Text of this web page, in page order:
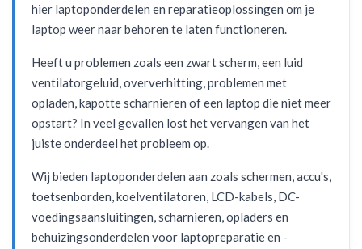
hier laptoponderdelen en reparatieoplossingen om je
laptop weer naar behoren te laten functioneren.
Heeft u problemen zoals een zwart scherm, een luid
ventilatorgeluid, oververhitting, problemen met
opladen, kapotte scharnieren of een laptop die niet meer
opstart? In veel gevallen lost het vervangen van het
juiste onderdeel het probleem op.
Wij bieden laptoponderdelen aan zoals schermen, accu's,
toetsenborden, koelventilatoren, LCD-kabels, DC-
voedingsaansluitingen, scharnieren, opladers en
behuizingsonderdelen voor laptopreparatie en -